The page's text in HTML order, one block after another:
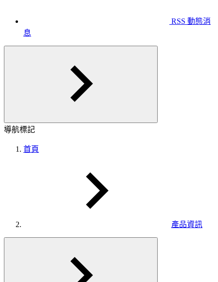
RSS 動態消
息
導航標記
首頁
產品資訊